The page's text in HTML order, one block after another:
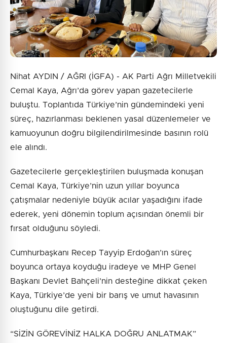
Nihat AYDIN / AĞRI (İGFA) - AK Parti Ağrı Milletvekili
Cemal Kaya, Ağrı’da görev yapan gazetecilerle
buluştu. Toplantıda Türkiye’nin gündemindeki yeni
süreç, hazırlanması beklenen yasal düzenlemeler ve
kamuoyunun doğru bilgilendirilmesinde basının rolü
ele alındı.
Gazetecilerle gerçekleştirilen buluşmada konuşan
Cemal Kaya, Türkiye’nin uzun yıllar boyunca
çatışmalar nedeniyle büyük acılar yaşadığını ifade
ederek, yeni dönemin toplum açısından önemli bir
fırsat olduğunu söyledi.
Cumhurbaşkanı Recep Tayyip Erdoğan’ın süreç
boyunca ortaya koyduğu iradeye ve MHP Genel
Başkanı Devlet Bahçeli’nin desteğine dikkat çeken
Kaya, Türkiye’de yeni bir barış ve umut havasının
oluştuğunu dile getirdi.
“SİZİN GÖREVİNİZ HALKA DOĞRU ANLATMAK”